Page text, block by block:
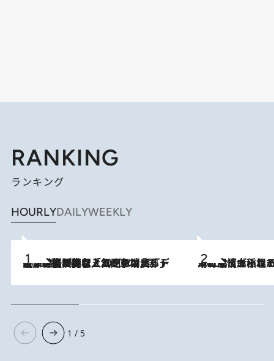
RANKING
ランキング
HOURLYDAILYWEEKLY
2026.8.5
【なぜ吉沢亮は「気配を消せる」のか？】興行収入208億の『国宝』を経て挑むミュージカル『ディア・エヴァン・ハンセン』。トップ俳優が舞台上でさらけ出した“孤独”とは 2026.8.5
下町風情あふれる台北屈指の人気エリア・大稲埕でセンスのいい台湾土産《ヴ
1 / 5